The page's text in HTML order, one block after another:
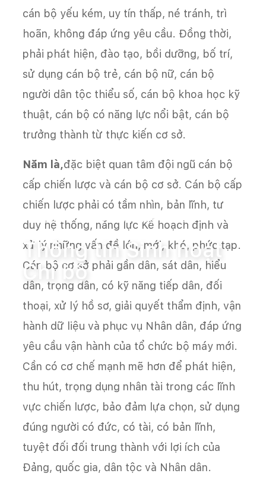
Trang chủ Thông tin Sinh hoạt Chi bộ
Thông tin Sinh hoạt
Chi bộ
cán bộ yếu kém, uy tín thấp, né tránh, trì
hoãn, không đáp ứng yêu cầu. Đồng thời,
phải phát hiện, đào tạo, bồi dưỡng, bố trí,
sử dụng cán bộ trẻ, cán bộ nữ, cán bộ
người dân tộc thiểu số, cán bộ khoa học kỹ
thuật, cán bộ có năng lực nổi bật, cán bộ
trưởng thành từ thực kiến cơ sở.
Năm là,đặc biệt quan tâm đội ngũ cán bộ
cấp chiến lược và cán bộ cơ sở. Cán bộ cấp
chiến lược phải có tầm nhìn, bản lĩnh, tư
duy hệ thống, năng lực Kế hoạch định và
xử lý những vấn đề lớn, mới, khó, phức tạp.
Cán bộ cơ sở phải gần dân, sát dân, hiểu
dân, trọng dân, có kỹ năng tiếp dân, đối
thoại, xử lý hồ sơ, giải quyết thẩm định, vận
hành dữ liệu và phục vụ Nhân dân, đáp ứng
yêu cầu vận hành của tổ chức bộ máy mới.
Cần có cơ chế mạnh mẽ hơn để phát hiện,
thu hút, trọng dụng nhân tài trong các lĩnh
vực chiến lược, bảo đảm lựa chọn, sử dụng
đúng người có đức, có tài, có bản lĩnh,
tuyệt đối đối trung thành với lợi ích của
Đảng, quốc gia, dân tộc và Nhân dân.